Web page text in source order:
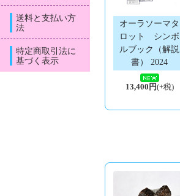
送料と支払い方
法
特定商取引法に
基づく表示
オーラソーマタ
ロット シンボ
ルブック（解説
書） 2024
13,400円(+税)